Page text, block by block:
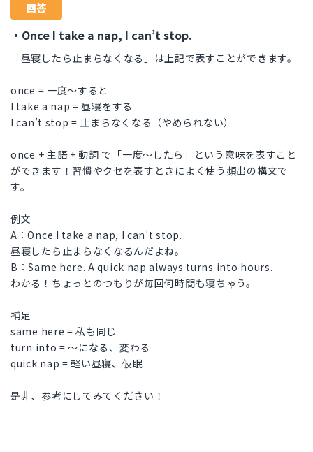
回答
・Once I take a nap, I can’t stop.
「昼寝したら止まらなくなる」は上記で表すことができます。
once = 一度〜すると
I take a nap = 昼寝をする
I can’t stop = 止まらなくなる（やめられない）
once + 主語 + 動詞 で「一度〜したら」という意味を表すこと
ができます！習慣やクセを表すときによく使う頻出の構文で
す。
例文
A：Once I take a nap, I can’t stop.
昼寝したら止まらなくなるんだよね。
B：Same here. A quick nap always turns into hours.
わかる！ちょっとのつもりが毎回何時間も寝ちゃう。
補足
same here = 私も同じ
turn into = 〜になる、変わる
quick nap = 軽い昼寝、仮眠
是非、参考にしてみてください！